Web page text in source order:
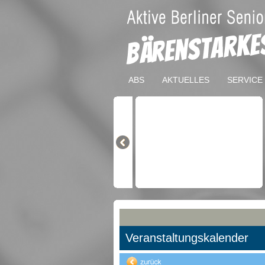
ABS AKTUELLES SERVICE
Veranstaltungskalender